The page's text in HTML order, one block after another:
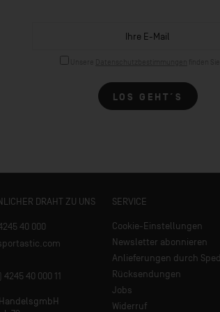
LOS GEHT´S
DRAHT ZU UNS
40 000
4245 40 000 11
SERVICE
Cookie-Einstellungen
Newsletter abonnieren
Anlieferungen durch
Rücksendungen
Jobs
Widerruf